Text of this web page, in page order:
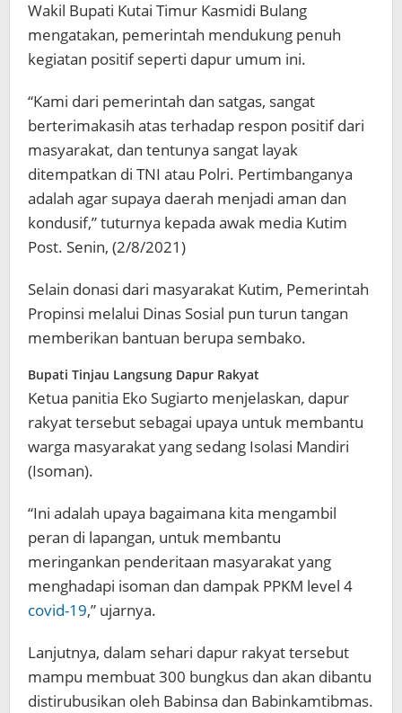
Wakil Bupati Kutai Timur Kasmidi Bulang
mengatakan, pemerintah mendukung penuh
kegiatan positif seperti dapur umum ini.
“Kami dari pemerintah dan satgas, sangat
berterimakasih atas terhadap respon positif dari
masyarakat, dan tentunya sangat layak
ditempatkan di TNI atau Polri. Pertimbanganya
adalah agar supaya daerah menjadi aman dan
kondusif,” tuturnya kepada awak media Kutim
Post. Senin, (2/8/2021)
Selain donasi dari masyarakat Kutim, Pemerintah
Propinsi melalui Dinas Sosial pun turun tangan
memberikan bantuan berupa sembako.
Bupati Tinjau Langsung Dapur Rakyat
Ketua panitia Eko Sugiarto menjelaskan, dapur
rakyat tersebut sebagai upaya untuk membantu
warga masyarakat yang sedang Isolasi Mandiri
(Isoman).
“Ini adalah upaya bagaimana kita mengambil
peran di lapangan, untuk membantu
meringankan penderitaan masyarakat yang
menghadapi isoman dan dampak PPKM level 4
covid-19,” ujarnya.
Lanjutnya, dalam sehari dapur rakyat tersebut
mampu membuat 300 bungkus dan akan dibantu
distirubusikan oleh Babinsa dan Babinkamtibmas.